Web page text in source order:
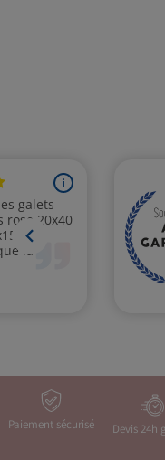
Paiement sécurisé Devis 24h